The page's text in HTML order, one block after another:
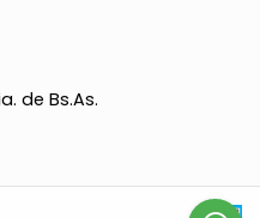
de Bs.As.